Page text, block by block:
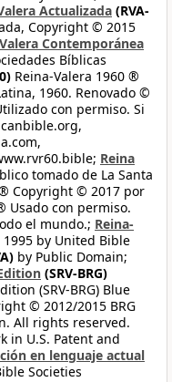
Actualizada (RVA-
Copyright © 2015
Contemporánea
Bíblicas
Reina-Valera 1960 ®
1960. Renovado ©
con permiso. Si
Reina
tomado de La Santa
Copyright © 2017 por
Usado con permiso.
el mundo.; Reina-
by United Bible
by Public Domain;
(SRV-BRG)
(SRV-BRG) Blue
© 2012/2015 BRG
All rights reserved.
in U.S. Patent and
en lenguaje actual
Societies